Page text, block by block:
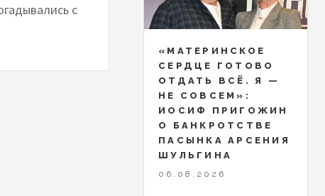
с
«МАТЕРИНСКОЕ
СЕРДЦЕ ГОТОВО
ОТДАТЬ ВСЁ. Я —
НЕ СОВСЕМ»:
ИОСИФ ПРИГОЖИН
О БАНКРОТСТВЕ
ПАСЫНКА АРСЕНИЯ
ШУЛЬГИНА
06.08.2026